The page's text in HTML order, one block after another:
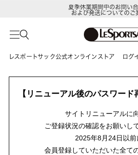
夏季休業期間中のお問い
および発送についてのご
レスポートサック公式オンラインストア ログ
【リニューアル後のパスワード
サイトリニューアルに
ご登録状況の確認をお願いし
2025年8月24日以前
会員登録していただいた全て